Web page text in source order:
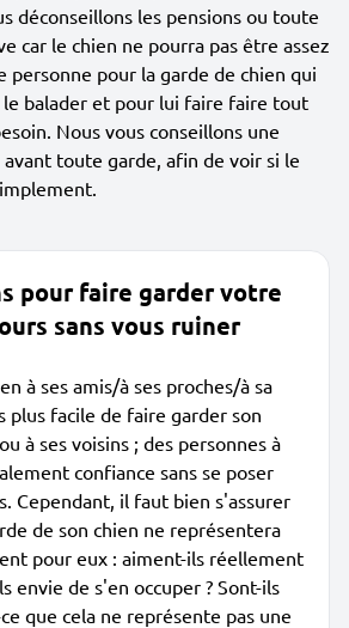
déconseillons les pensions ou toute
car le chien ne pourra pas être assez
personne pour la garde de chien qui
balader et pour lui faire faire tout
Nous vous conseillons une
toute garde, afin de voir si le
pour faire garder votre
sans vous ruiner
à ses amis/à ses proches/à sa
plus facile de faire garder son
à ses voisins ; des personnes à
confiance sans se poser
Cependant, il faut bien s'assurer
de son chien ne représentera
pour eux : aiment-ils réellement
envie de s'en occuper ? Sont-ils
que cela ne représente pas une